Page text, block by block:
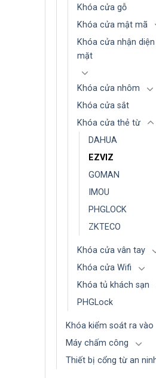
Khóa cửa gỗ
Khóa cửa mật mã
Khóa cửa nhận
mặt
Khóa cửa nhôm
Khóa cửa sắt
Khóa cửa thẻ từ
DAHUA
EZVIZ
GOMAN
IMOU
PHGLOCK
ZKTECO
Khóa cửa vân tay
Khóa cửa Wifi
Khóa tủ khách sạn
PHGLock
Khóa kiểm soát ra vào
Máy chấm công
Thiết bị cổng từ an